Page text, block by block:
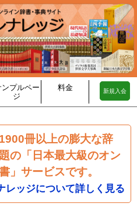
ンプルペー
ジ
料金 新規入会
冊以上の膨大な辞
の「日本最大級のオン
」サービスです。
レッジについて詳しく見る